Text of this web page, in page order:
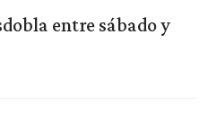
entre sábado y